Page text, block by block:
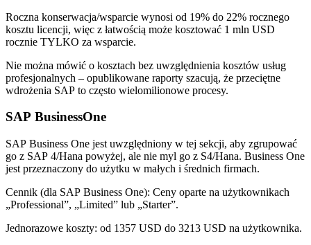
Roczna konserwacja/wsparcie wynosi od 19% do 22% rocznego
kosztu licencji, więc z łatwością może kosztować 1 mln USD
rocznie TYLKO za wsparcie.
Nie można mówić o kosztach bez uwzględnienia kosztów usług
profesjonalnych – opublikowane raporty szacują, że przeciętne
wdrożenia SAP to często wielomilionowe procesy.
SAP BusinessOne
SAP Business One jest uwzględniony w tej sekcji, aby zgrupować
go z SAP 4/Hana powyżej, ale nie myl go z S4/Hana. Business One
jest przeznaczony do użytku w małych i średnich firmach.
Cennik (dla SAP Business One): Ceny oparte na użytkownikach
„Professional”, „Limited” lub „Starter”.
Jednorazowe koszty: od 1357 USD do 3213 USD na użytkownika.